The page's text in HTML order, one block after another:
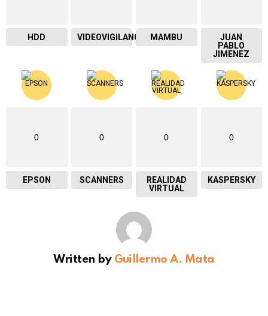
HDD VIDEOVIGILANCIA MAMBU
JUAN
PABLO
JIMENEZ
0
EPSON
0
SCANNERS
0
REALIDAD
VIRTUAL
0
KASPERSKY
Written by Guillermo A. Mata